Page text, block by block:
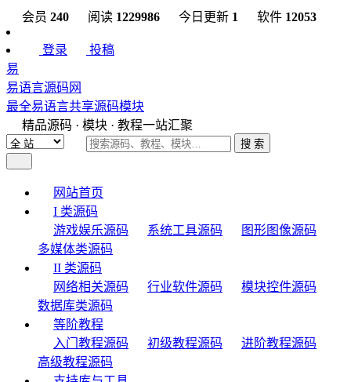
会员 240 阅读 1229986 今日更新 1 软件 12053
登录
投稿
易
易语言源码网
最全易语言共享源码模块
精品源码 · 模块 · 教程一站汇聚
搜 索
网站首页
I 类源码
游戏娱乐源码
系统工具源码
图形图像源码
多媒体类源码
II 类源码
网络相关源码
行业软件源码
模块控件源码
数据库类源码
等阶教程
入门教程源码
初级教程源码
进阶教程源码
高级教程源码